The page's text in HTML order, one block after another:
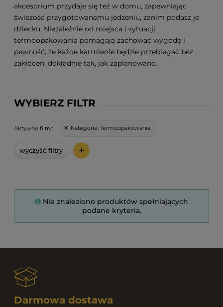
WYBIERZ FILTR
Aktywne filtry: Kategorie: Termoopakowania
wyczyść filtry +
Nie znaleziono produktów spełniających
podane kryteria.
akcesorium przydaje się też w domu, zapewniając
świeżość przygotowanemu jedzeniu, zanim podasz je
dziecku. Niezależnie od miejsca i sytuacji,
termoopakowania pomagają zachować wygodę i
pewność, że każde karmienie będzie przebiegać bez
zakłóceń, dokładnie tak, jak zaplanowano.
Darmowa dostawa